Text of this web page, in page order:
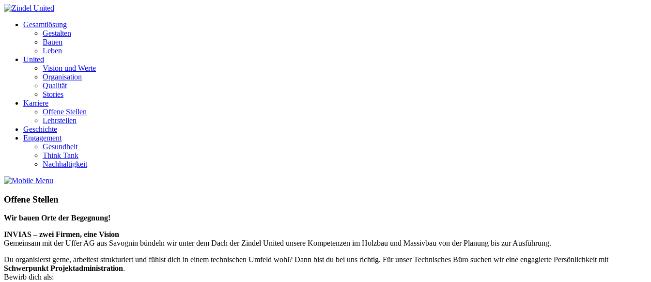
Gesamtlösung
Gestalten
Bauen
Leben
United
Vision und Werte
Organisation
Qualität
Stories
Karriere
Offene Stellen
Lehrstellen
Geschichte
Engagement
Gesundheit
Think Tank
Nachhaltigkeit
Offene Stellen
Wir bauen Orte der Begegnung!
INVIAS – zwei Firmen, eine Vision
Gemeinsam mit der Uffer AG aus Savognin bündeln wir unter dem Dach der Zindel United unsere Kompetenzen im Holzbau und Massivbau von der Planung bis zur Ausführung.
Du organisierst gerne, arbeitest strukturiert und fühlst dich in einem technischen Umfeld wohl? Dann bist du bei uns richtig. Für unser Technisches Büro suchen wir eine engagierte Persönlichkeit mit
Schwerpunkt Projektadministration.
Bewirb dich als: